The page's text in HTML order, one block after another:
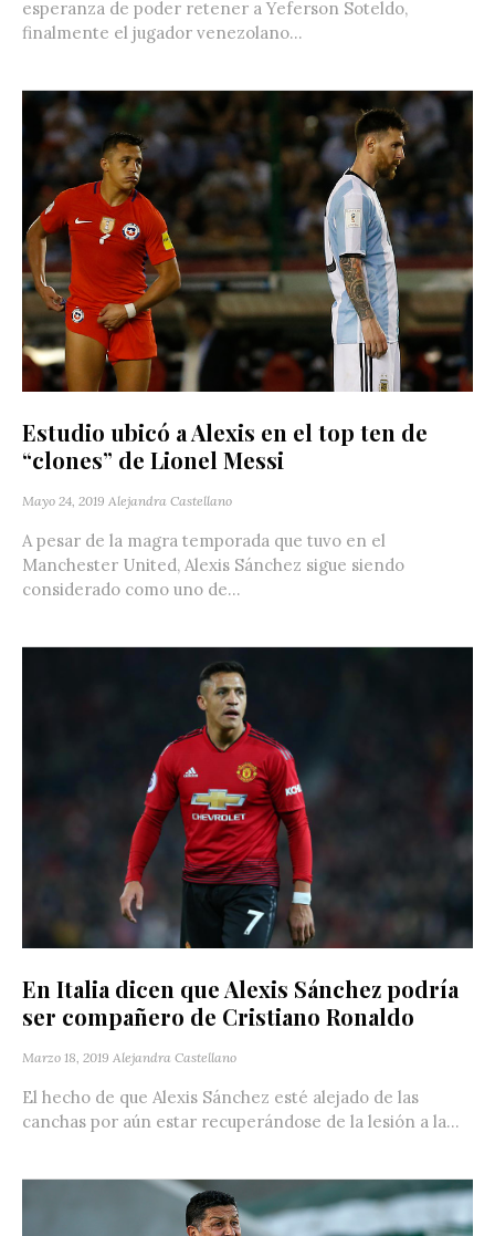
esperanza de poder retener a Yeferson Soteldo,
finalmente el jugador venezolano...
Estudio ubicó a Alexis en el top ten de
“clones” de Lionel Messi
Mayo 24, 2019 Alejandra Castellano
A pesar de la magra temporada que tuvo en el
Manchester United, Alexis Sánchez sigue siendo
considerado como uno de...
En Italia dicen que Alexis Sánchez podría
ser compañero de Cristiano Ronaldo
Marzo 18, 2019 Alejandra Castellano
El hecho de que Alexis Sánchez esté alejado de las
canchas por aún estar recuperándose de la lesión a la...